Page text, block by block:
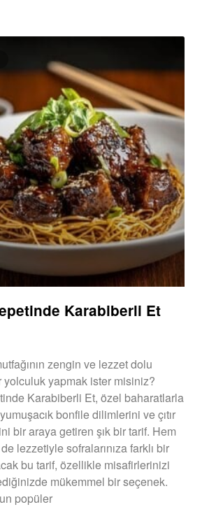
Karabiberli Et
zengin ve lezzet dolu
yolculuk yapmak ister misiniz?
Karabiberli Et, özel baharatlarla
yumuşacık bonfile dilimlerini ve çıtır
bir araya getiren şık bir tarif. Hem
lezzetiyle sofralarınıza farklı bir
bu tarif, özellikle misafirlerinizi
mükemmel bir seçenek.
popüler